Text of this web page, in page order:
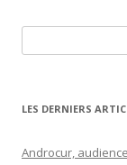
LES DERNIERS
Androcur,